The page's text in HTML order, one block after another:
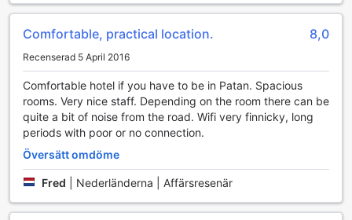
rummet alltid är i toppskick, vilket ger en extra touch av
Clarion Jawalakhel den perfekta basen för att utforska
Katmandu.
Transportmöjligheter på Hotel Clarion Jawalakhel
Hotel Clarion Jawalakhel erbjuder sina gäster en rad
bekväma transportmöjligheter som gör resandet i
Katmandu både enkelt och bekvämt. För dem som
upp gäster direkt från Tribhuvan internationella flygplats.
stress. Dessutom erbjuder hotellet en shuttle-service som
Comfortable, practical location. 8,0
Recenserad 5 April 2016
Comfortable hotel if you have to be in Patan. Spacious
rooms. Very nice staff. Depending on the room there can be
quite a bit of noise from the road. Wifi very finnicky, long
periods with poor or no connection.
Översätt omdöme
Fred Nederländerna | Affärsresenär